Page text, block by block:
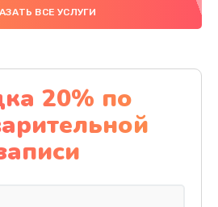
4000 руб.
платы
1100 руб.
Заказать
ВСЕ УСЛУГИ
20% по